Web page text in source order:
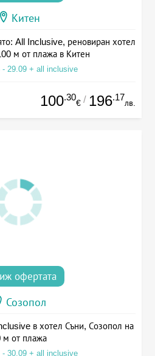
Китен
All Inclusive, реновиран хотел
м от плажа в Китен
- 29.09 + all inclusive
100.30
€ / 196.17
лв.
офертата
Созопол
в хотел Съни, Созопол на
м от плажа
- 30.09 + all inclusive